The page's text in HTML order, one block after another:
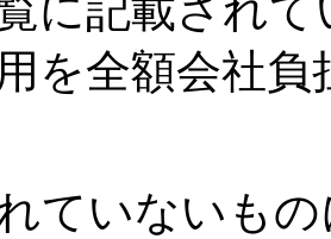
に記載され
を全額会社
ていないも